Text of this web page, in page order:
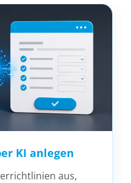
KI anlegen
aus,